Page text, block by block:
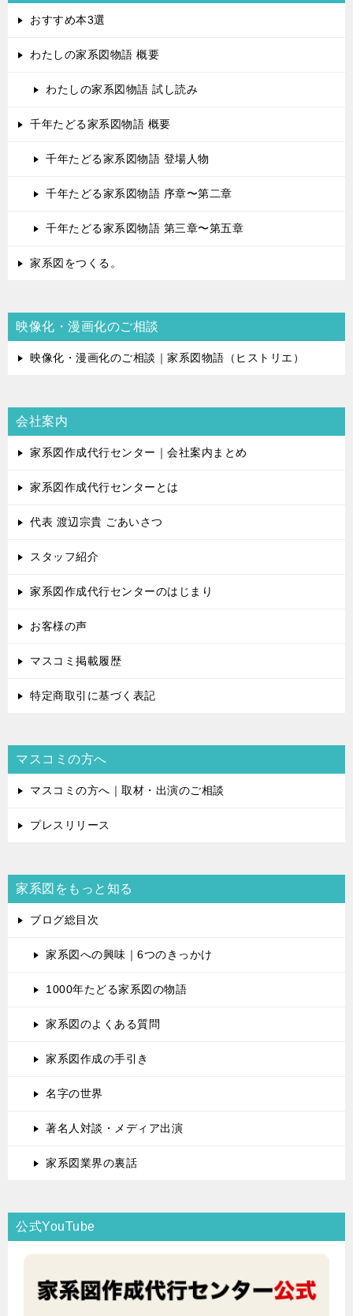
おすすめ本3選
わたしの家系図物語 概要
わたしの家系図物語 試し読み
千年たどる家系図物語 概要
千年たどる家系図物語 登場人物
千年たどる家系図物語 序章〜第二章
千年たどる家系図物語 第三章〜第五章
家系図をつくる。
映像化・漫画化のご相談
映像化・漫画化のご相談｜家系図物語（ヒストリエ）
会社案内
家系図作成代行センター｜会社案内まとめ
家系図作成代行センターとは
代表 渡辺宗貴 ごあいさつ
スタッフ紹介
家系図作成代行センターのはじまり
お客様の声
マスコミ掲載履歴
特定商取引に基づく表記
マスコミの方へ
マスコミの方へ｜取材・出演のご相談
プレスリリース
家系図をもっと知る
ブログ総目次
家系図への興味｜6つのきっかけ
1000年たどる家系図の物語
家系図のよくある質問
家系図作成の手引き
名字の世界
著名人対談・メディア出演
家系図業界の裏話
公式YouTube